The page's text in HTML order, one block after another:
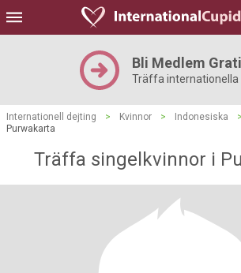
Bli Medlem
Träffa internationella
Internationell dejting > Kvinnor > Indonesiska >
Purwakarta
Träffa singelkvinnor i